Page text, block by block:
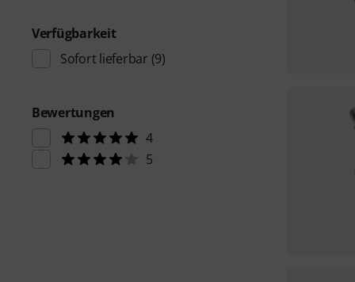
Verfügbarkeit
Sofort lieferbar (9)
Bewertungen
4
5